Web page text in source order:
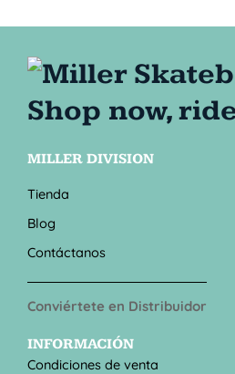
MILLER DIVISION
Tienda
Blog
Contáctanos
Conviértete en Distribuidor
INFORMACIÓN
Condiciones de venta